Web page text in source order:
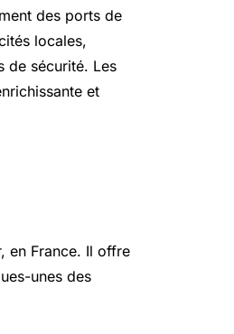
des ports de
locales,
de sécurité. Les
et
en France. Il offre
unes des